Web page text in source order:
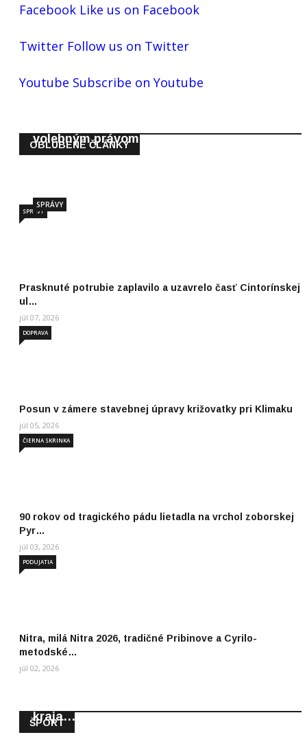
Facebook Like us on Facebook
Twitter Follow us on Twitter
Youtube Subscribe on Youtube
OBĽÚBENÉ ČLÁNKY
volebným právom…
SPRÁVY
Prasknuté potrubie zaplavilo a uzavrelo časť Cintorínskej
ul…
SPRÁVY
júl 07, 2026
Posun v zámere stavebnej úpravy križovatky pri Klimaku
DOPRAVA
júl 05, 2026
90 rokov od tragického pádu lietadla na vrchol zoborskej
Pyr…
ČIERNA SKRINKA
júl 03, 2026
Nitra, milá Nitra 2026, tradičné Pribinove a Cyrilo-
metodské…
PODUJATIA
júl 02, 2026
ŠPORT
kraja…